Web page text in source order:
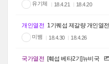
유기체
18.4.21 18.4.20
개인열전 1기퀘섭 제갈량 개인열전
미뱀
18.4.30 18.4.26
국가열전 [훼섭 베타2기]뉴비국